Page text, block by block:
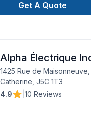
vos exigences, vos délais
vos idées en
Get A Quote
Alpha Électrique
1425 Rue de
Catherine, J5C 1T3
4.9
10 Reviews